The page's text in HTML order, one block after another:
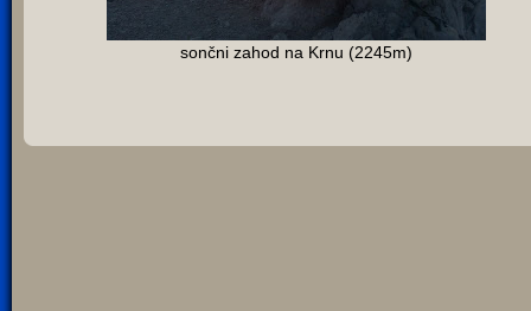
sončni zahod na Krnu (2245m)